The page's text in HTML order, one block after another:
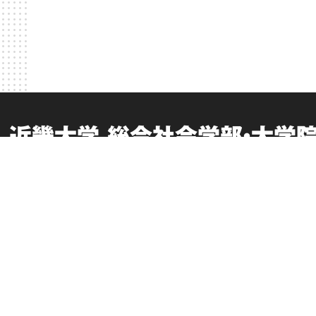
近畿大学 総合社会学部・大学